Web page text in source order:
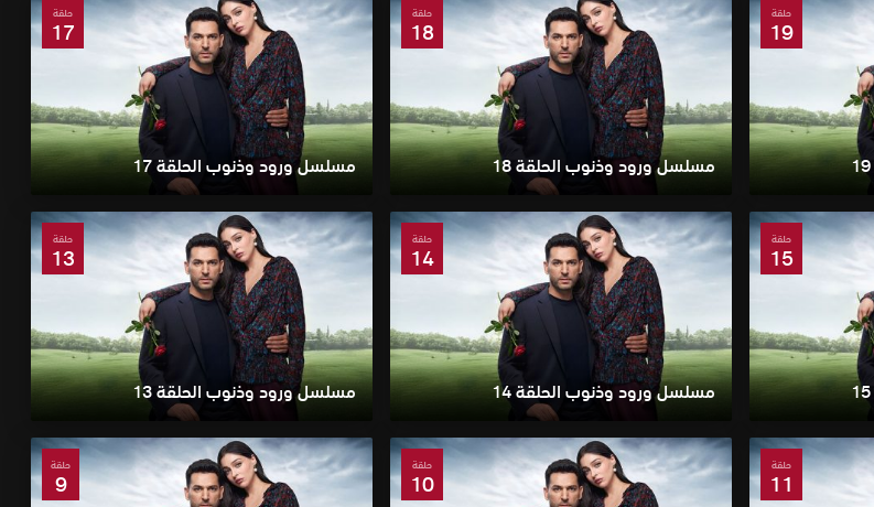
حلقة
19
حلقة
18
مسلسل ورود وذنوب الحلقة 18
حلقة
17
مسلسل ورود وذنوب الحلقة 17
حلقة
15
حلقة
14
مسلسل ورود وذنوب الحلقة 14
حلقة
13
مسلسل ورود وذنوب الحلقة 13
حلقة
11
حلقة
10
حلقة
9